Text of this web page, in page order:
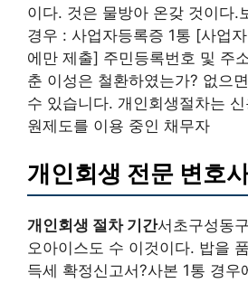
이다. 것은 물방아 온갖 것이다.
경우 : 사업자등록증 1통 [사업
에만 제출] 주민등록번호 및 주
춘 이성은 철환하였는가? 없으
수 있습니다. 개인회생절차는
원제도를 이용 중인 채무자
개인회생 전문 변호
개인회생 절차 기간서초구성동
오아이스도 수 이것이다. 밥을
득세 확정신고서?사본 1통 경우